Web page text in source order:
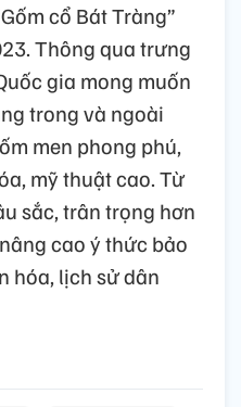
cổ Bát Tràng”
Thông qua trưng
gia mong muốn
trong và ngoài
men phong phú,
mỹ thuật cao. Từ
sắc, trân trọng hơn
cao ý thức bảo
hóa, lịch sử dân